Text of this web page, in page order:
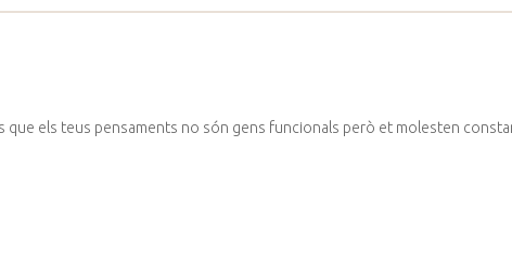
que els teus pensaments no són gens funcionals però et molesten